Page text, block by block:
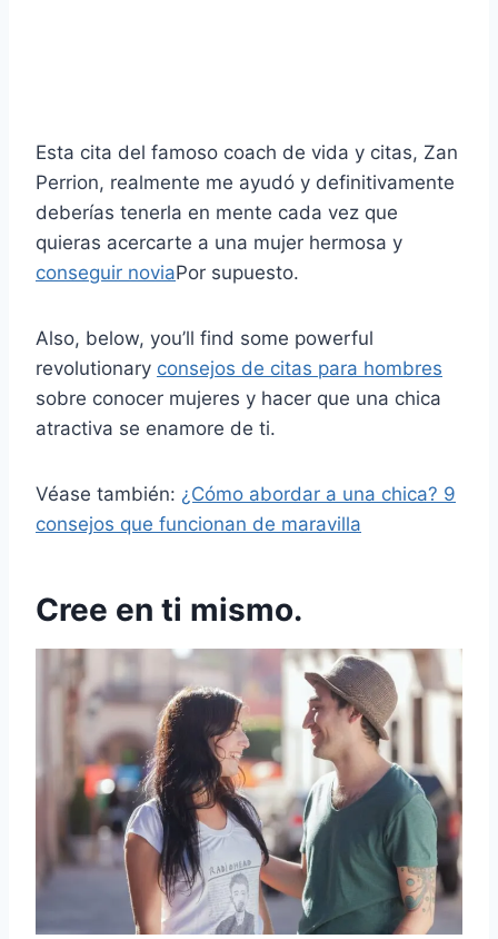
Esta cita del famoso coach de vida y citas, Zan
Perrion, realmente me ayudó y definitivamente
deberías tenerla en mente cada vez que
quieras acercarte a una mujer hermosa y
conseguir noviaPor supuesto.
Also, below, you’ll find some powerful
revolutionary consejos de citas para hombres
sobre conocer mujeres y hacer que una chica
atractiva se enamore de ti.
Véase también: ¿Cómo abordar a una chica? 9
consejos que funcionan de maravilla
Cree en ti mismo.